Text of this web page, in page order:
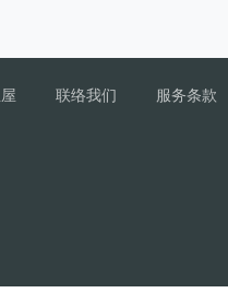
联络我们 服务条款